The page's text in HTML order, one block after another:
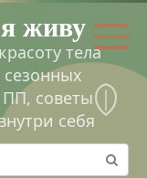
живу
тела
советы
себя